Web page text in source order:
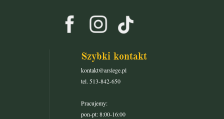
Szybki kontakt
kontakt@arslege.pl
tel. 513-842-650
Pracujemy:
pon-pt: 8:00-16:00